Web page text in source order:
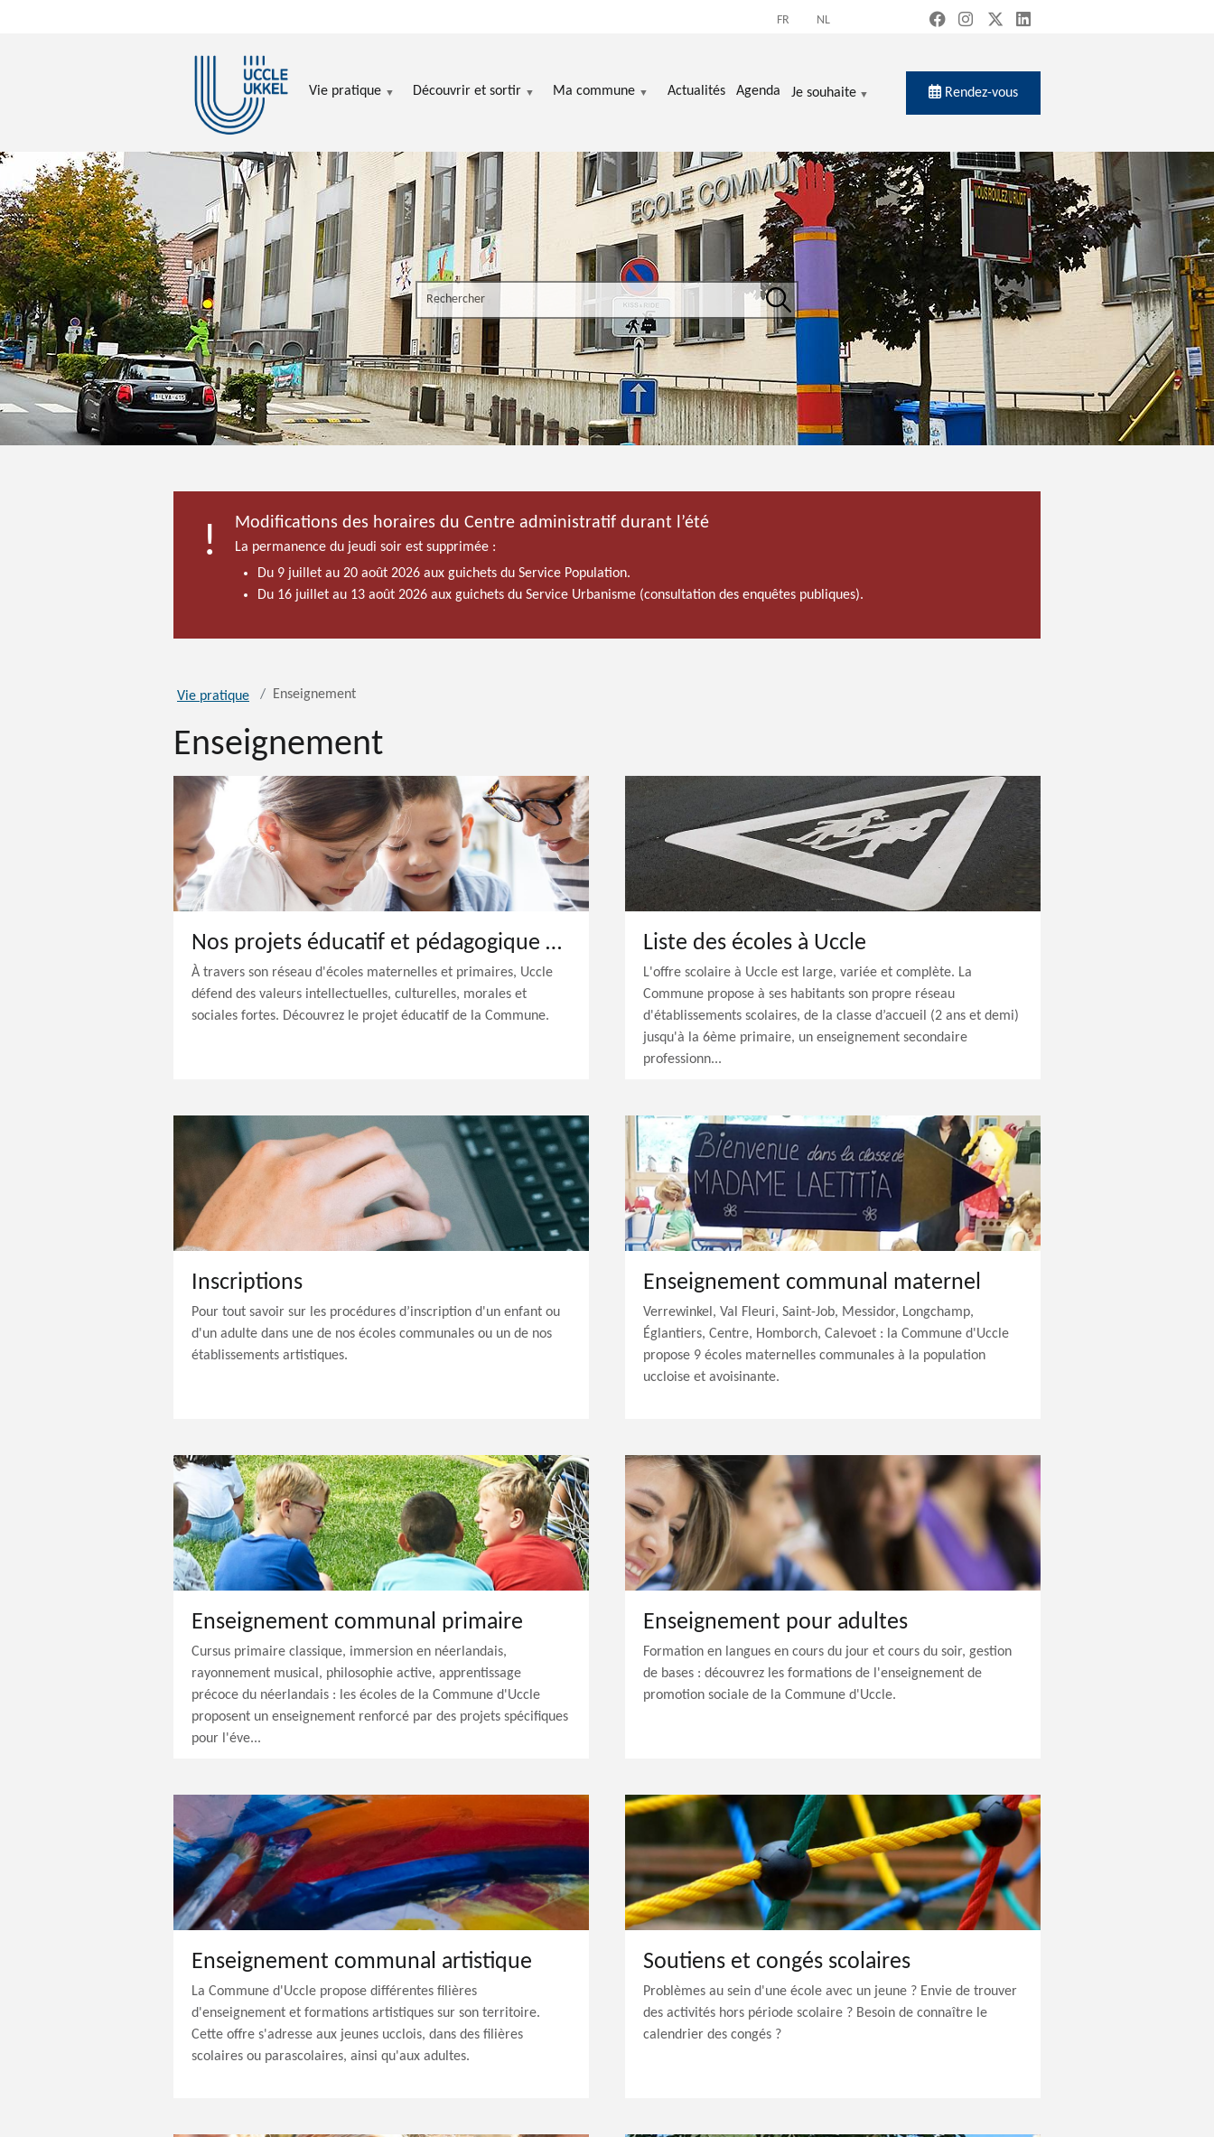
FR NL
Vie pratique Découvrir et sortir Ma commune Actualités Agenda Je souhaite Rendez-vous
Search the site
Rechercher
Modifications des horaires du Centre administratif durant l’été
La permanence du jeudi soir est supprimée :
Du 9 juillet au 20 août 2026 aux guichets du Service Population.
Du 16 juillet au 13 août 2026 aux guichets du Service Urbanisme (consultation des enquêtes publiques).
Vie pratique Enseignement
Enseignement
Nos projets éducatif et pédagogique et règlement des études
À travers son réseau d'écoles maternelles et primaires, Uccle
défend des valeurs intellectuelles, culturelles, morales et
sociales fortes. Découvrez le projet éducatif de la Commune.
Liste des écoles à Uccle
L'offre scolaire à Uccle est large, variée et complète. La
Commune propose à ses habitants son propre réseau
d'établissements scolaires, de la classe d’accueil (2 ans et demi)
jusqu'à la 6ème primaire, un enseignement secondaire
professionn...
Inscriptions
Pour tout savoir sur les procédures d’inscription d'un enfant ou
d'un adulte dans une de nos écoles communales ou un de nos
établissements artistiques.
Enseignement communal maternel
Verrewinkel, Val Fleuri, Saint-Job, Messidor, Longchamp,
Églantiers, Centre, Homborch, Calevoet : la Commune d'Uccle
propose 9 écoles maternelles communales à la population
uccloise et avoisinante.
Enseignement communal primaire
Cursus primaire classique, immersion en néerlandais,
rayonnement musical, philosophie active, apprentissage
précoce du néerlandais : les écoles de la Commune d'Uccle
proposent un enseignement renforcé par des projets spécifiques
pour l'éve...
Enseignement pour adultes
Formation en langues en cours du jour et cours du soir, gestion
de bases : découvrez les formations de l'enseignement de
promotion sociale de la Commune d'Uccle.
Enseignement communal artistique
La Commune d'Uccle propose différentes filières
d'enseignement et formations artistiques sur son territoire.
Cette offre s'adresse aux jeunes ucclois, dans des filières
scolaires ou parascolaires, ainsi qu'aux adultes.
Soutiens et congés scolaires
Problèmes au sein d'une école avec un jeune ? Envie de trouver
des activités hors période scolaire ? Besoin de connaître le
calendrier des congés ?